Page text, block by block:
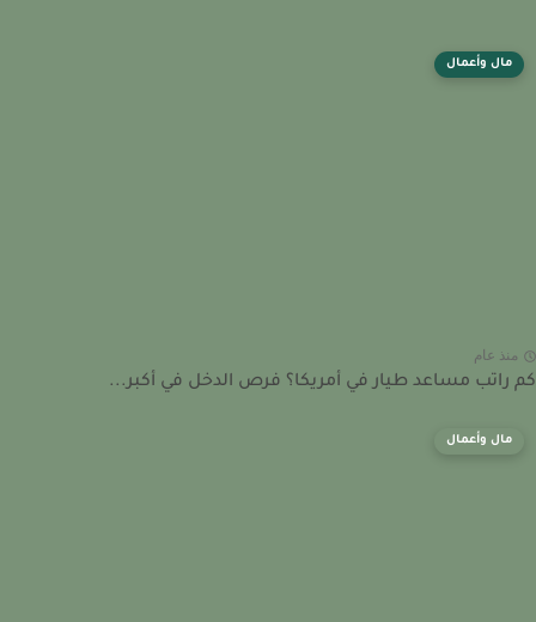
مال وأعمال
عام
مساعد طيار في أمريكا؟ فرص الدخل في أكبر...
مال وأعمال